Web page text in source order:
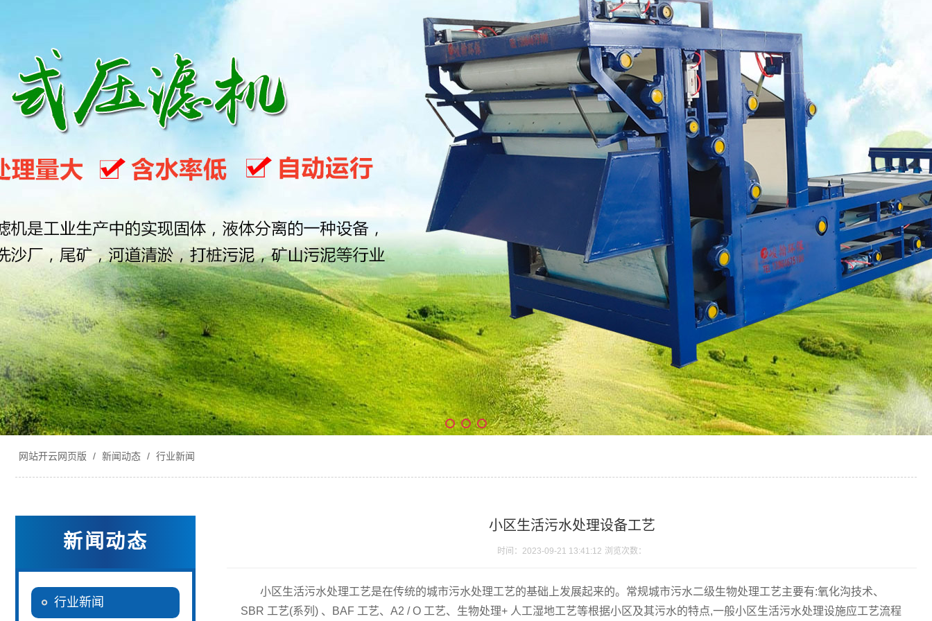
网站开云网页版 / 新闻动态 / 行业新闻
新闻动态
行业新闻
小区生活污水处理设备工艺
时间：2023-09-21 13:41:12 浏览次数：
小区生活污水处理工艺是在传统的城市污水处理工艺的基础上发展起来的。常规城市污水二级生物处理工艺主要有:氧化沟技术、
SBR 工艺(系列) 、BAF 工艺、A2 / O 工艺、生物处理+ 人工湿地工艺等根据小区及其污水的特点,一般小区生活污水处理设施应工艺流程